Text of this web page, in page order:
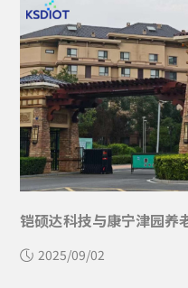
2025/09/02